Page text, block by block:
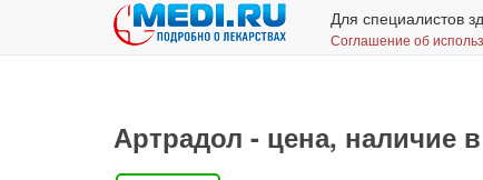
Для специалистов
Соглашение об
Артрадол - цена, наличие в